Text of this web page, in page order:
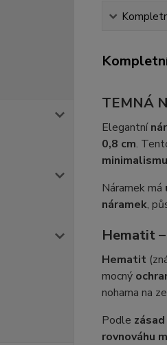
TEMNÁ
Elegantní
0,8 cm.
Náramek má
náramek,
Hematit
Hematit
mocný
nohama na
Podle
rovnováhu